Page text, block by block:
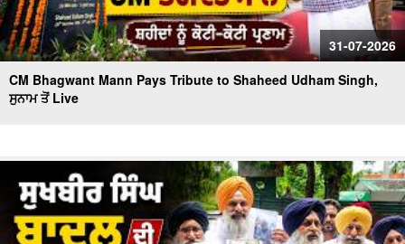
31-07-2026
CM Bhagwant Mann Pays Tribute to Shaheed Udham Singh,
ਸੁਨਾਮ ਤੋਂ Live